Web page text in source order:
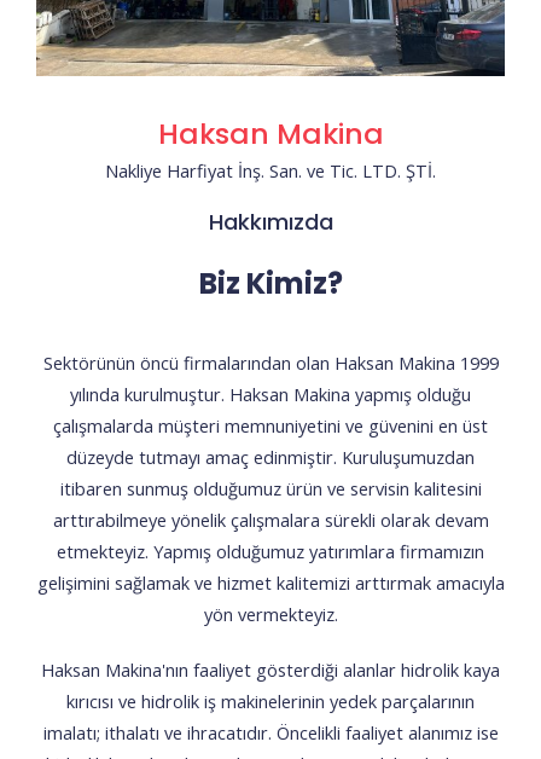
Haksan Makina
Nakliye Harfiyat İnş. San. ve Tic. LTD. ŞTİ.
Hakkımızda
Biz Kimiz?
Sektörünün öncü firmalarından olan Haksan Makina 1999
yılında kurulmuştur. Haksan Makina yapmış olduğu
çalışmalarda müşteri memnuniyetini ve güvenini en üst
düzeyde tutmayı amaç edinmiştir. Kuruluşumuzdan
itibaren sunmuş olduğumuz ürün ve servisin kalitesini
arttırabilmeye yönelik çalışmalara sürekli olarak devam
etmekteyiz. Yapmış olduğumuz yatırımlara firmamızın
gelişimini sağlamak ve hizmet kalitemizi arttırmak amacıyla
yön vermekteyiz.
Haksan Makina'nın faaliyet gösterdiği alanlar hidrolik kaya
kırıcısı ve hidrolik iş makinelerinin yedek parçalarının
imalatı; ithalatı ve ihracatıdır. Öncelikli faaliyet alanımız ise